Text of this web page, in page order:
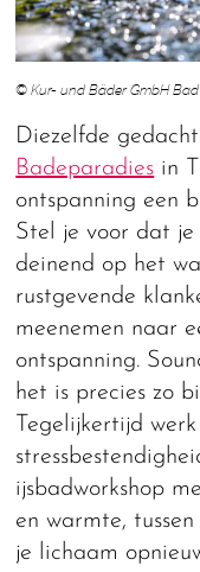
© Kur- und Bäder GmbH
Diezelfde
Badeparadies in
ontspanning een
Stel je voor dat
deinend op het
rustgevende
meenemen naar
ontspanning.
het is precies zo
Tegelijkertijd
ijsbadworkshop
en warmte,
je lichaam